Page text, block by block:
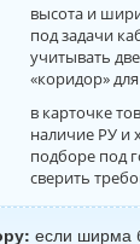
высота и
под задачи
учитывать
«коридор»
в карточке
наличие РУ и
подборе под
сверить
если ширма